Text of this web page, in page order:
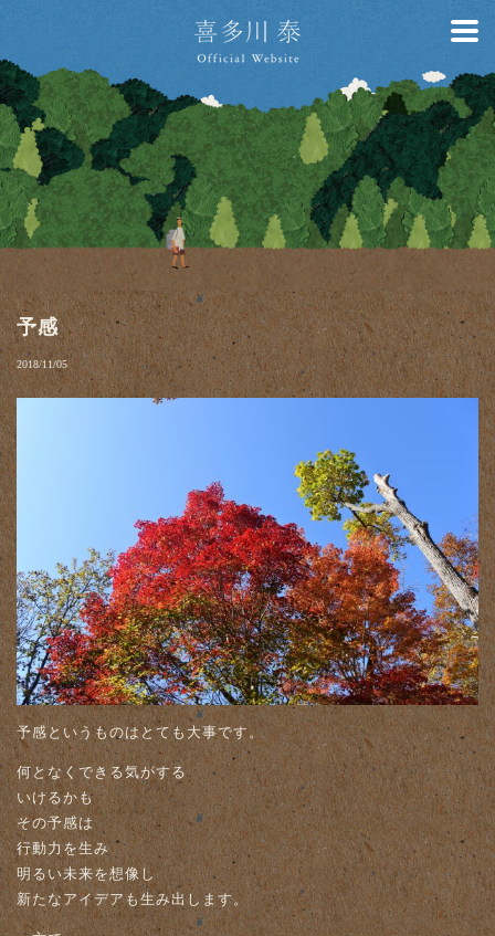
予感
2018/11/05
予感というものはとても大事です。
何となくできる気がする
いけるかも
その予感は
行動力を生み
明るい未来を想像し
新たなアイデアも生み出します。